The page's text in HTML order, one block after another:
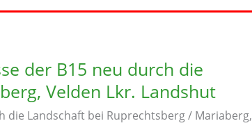
der B15 neu durch die
Velden Lkr. Landshut
die Landschaft bei Ruprechtsberg / Mariaberg,